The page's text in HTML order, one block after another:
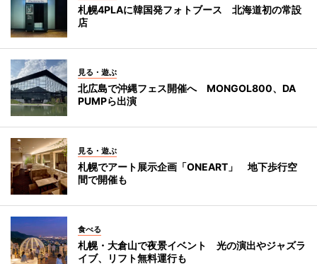
札幌4PLAに韓国発フォトブース 北海道初の常設
店
見る・遊ぶ
北広島で沖縄フェス開催へ MONGOL800、DA
PUMPら出演
見る・遊ぶ
札幌でアート展示企画「ONEART」 地下歩行空
間で開催も
食べる
札幌・大倉山で夜景イベント 光の演出やジャズラ
イブ、リフト無料運行も